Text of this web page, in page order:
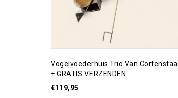
Vogelvoederhuis Trio Van Cortenstaal
+ GRATIS VERZENDEN
€119,95